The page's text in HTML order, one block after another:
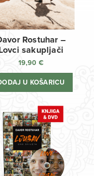
Rostuhar –
sakupljači
19,90 €
U KOŠARICU